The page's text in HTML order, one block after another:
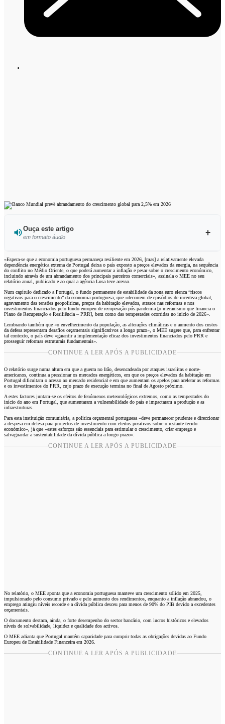
Ouça este artigo
em formato áudio
Ouvir este artigo
«Espera-se que a economia portuguesa permaneça resiliente em 2026, [mas] a relativamente elevada
dependência energética externa de Portugal deixa o país exposto a preços elevados da energia, na sequência
do conflito no Médio Oriente, o que poderá aumentar a inflação e pesar sobre o crescimento económico,
incluindo através de um abrandamento dos principais parceiros comerciais», assinala o MEE no seu
relatório anual, publicado e ao qual a agência Lusa teve acesso.
Num capítulo dedicado a Portugal, o fundo permanente de estabilidade da zona euro elenca “riscos
negativos para o crescimento” da economia portuguesa, que «decorrem de episódios de incerteza global,
agravamento das tensões geopolíticas, preços da habitação elevados, atrasos nas reformas e nos
investimentos financiados pelo fundo europeu de recuperação pós-pandemia [o mecanismo que financia o
Plano de Recuperação e Resiliência – PRR], bem como das tempestades ocorridas no início de 2026».
Lembrando também que «o envelhecimento da população, as alterações climáticas e o aumento dos custos
da defesa representam desafios orçamentais significativos a longo prazo», o MEE sugere que, para enfrentar
tal contexto, o país deve «garantir a implementação eficaz dos investimentos financiados pelo PRR e
prosseguir reformas estruturais fundamentais».
CONTINUE A LER APÓS A PUBLICIDADE
O relatório surge numa altura em que a guerra no Irão, desencadeada por ataques israelitas e norte-
americanos, continua a pressionar os mercados energéticos, em que os preços elevados da habitação em
Portugal dificultam o acesso ao mercado residencial e em que aumentam os apelos para acelerar as reformas
e os investimentos do PRR, cujo prazo de execução termina no final de Agosto próximo.
A estes factores juntam-se os efeitos de fenómenos meteorológicos extremos, como as tempestades do
início do ano em Portugal, que aumentaram a vulnerabilidade do país e impactaram a produção e as
infraestruturas.
Para esta instituição comunitária, a política orçamental portuguesa «deve permanecer prudente e direccionar
a despesa em defesa para projectos de investimento com efeitos positivos sobre o restante tecido
económico», já que «estes esforços são essenciais para estimular o crescimento, criar emprego e
salvaguardar a sustentabilidade da dívida pública a longo prazo».
CONTINUE A LER APÓS A PUBLICIDADE
No relatório, o MEE aponta que a economia portuguesa manteve um crescimento sólido em 2025,
impulsionado pelo consumo privado e pelo aumento dos rendimentos, enquanto a inflação abrandou, o
emprego atingiu níveis recorde e a dívida pública desceu para menos de 90% do PIB devido a excedentes
orçamentais.
O documento destaca, ainda, o forte desempenho do sector bancário, com lucros históricos e elevados
níveis de solvabilidade, liquidez e qualidade dos activos.
O MEE adianta que Portugal mantém capacidade para cumprir todas as obrigações devidas ao Fundo
Europeu de Estabilidade Financeira em 2026.
CONTINUE A LER APÓS A PUBLICIDADE